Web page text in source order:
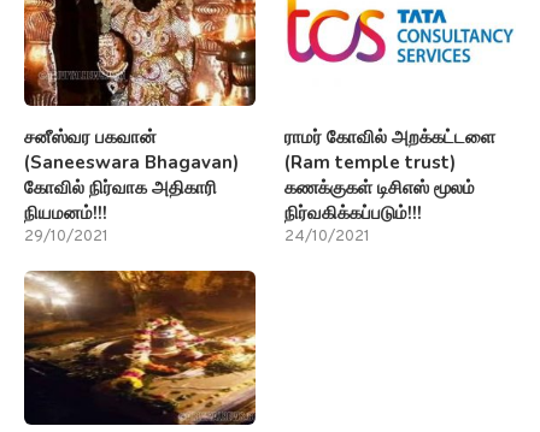
சனீஸ்வர பகவான்
(Saneeswara Bhagavan)
கோவில் நிர்வாக அதிகாரி
நியமனம்!!!
29/10/2021
ராமர் கோவில் அறக்கட்டளை
(Ram temple trust)
கணக்குகள் டிசிஎஸ் மூலம்
நிர்வகிக்கப்படும்!!!
24/10/2021